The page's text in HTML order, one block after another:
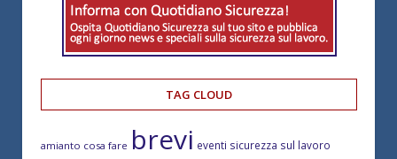
TAG CLOUD
amianto cosa fare brevi eventi sicurezza sul lavoro